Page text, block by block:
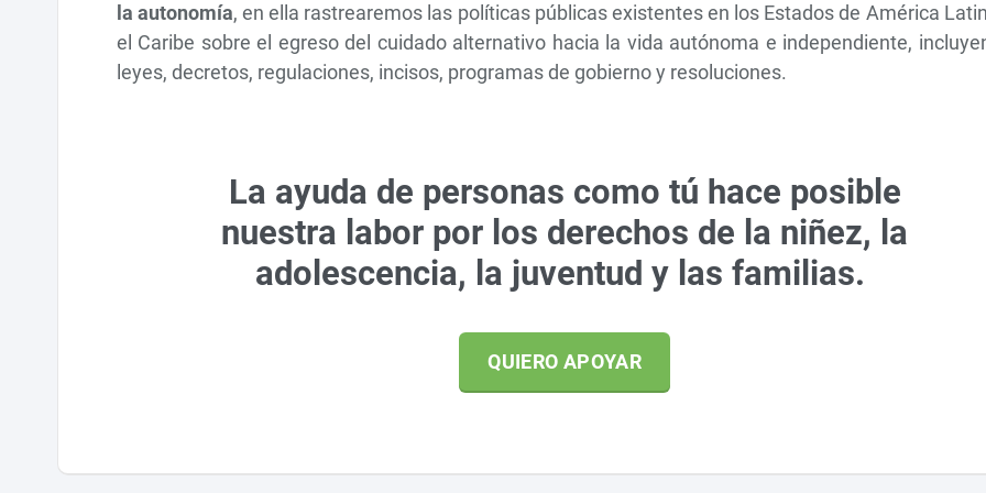
la autonomía, en ella rastrearemos las políticas públicas existentes en los Estados de América
el Caribe sobre el egreso del cuidado alternativo hacia la vida autónoma e independiente,
leyes, decretos, regulaciones, incisos, programas de gobierno y resoluciones.
La ayuda de personas como tú hace posible
nuestra labor por los derechos de la niñez, la
adolescencia, la juventud y las familias.
QUIERO APOYAR